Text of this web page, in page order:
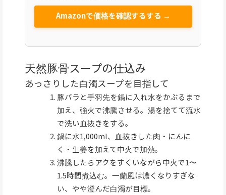
Amazonで価格を確認するする →
天然豚骨スープの仕込み
あっさりした白濁スープを目指して
豚バラと手羽先を鍋に入れ水をかぶるまで
加え、強火で沸騰させる。湯を捨てて流水
で洗い血抜きをする。
鍋に水1,000ml、血抜きした肉・にんに
く・生姜を加えて中火で加熱。
沸騰したらアクをすくいながら中火で1〜
1.5時間煮込む。一蘭風は濃くなりすぎな
い、やや澄んだ白濁が目標。